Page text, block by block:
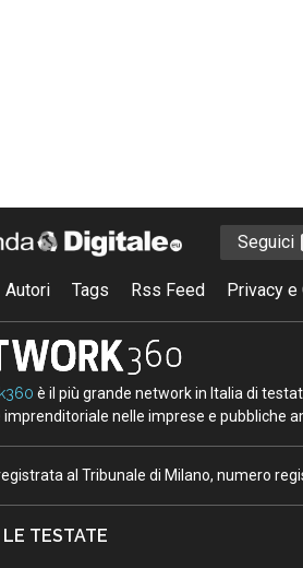
Seguici
Autori Tags Rss Feed Privacy
è il più grande network in Italia di
imprenditoriale nelle imprese e pubbliche
al Tribunale di Milano, numero
TESTATE